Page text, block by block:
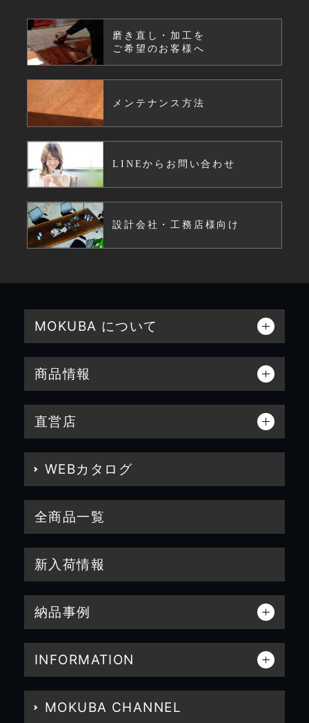
磨き直し・加工を
ご希望のお客様へ
メンテナンス方法
LINEからお問い合わせ
設計会社・工務店様向け
MOKUBA について
商品情報
直営店
WEBカタログ
全商品一覧
新入荷情報
納品事例
INFORMATION
MOKUBA CHANNEL